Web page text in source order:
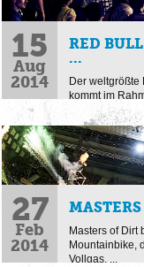
15
Aug
2014
RED
...
Der weltgrößte
kommt im
Europa. Die
27
Feb
2014
Masters of Dirt
Mountainbike,
Vollgas. ...